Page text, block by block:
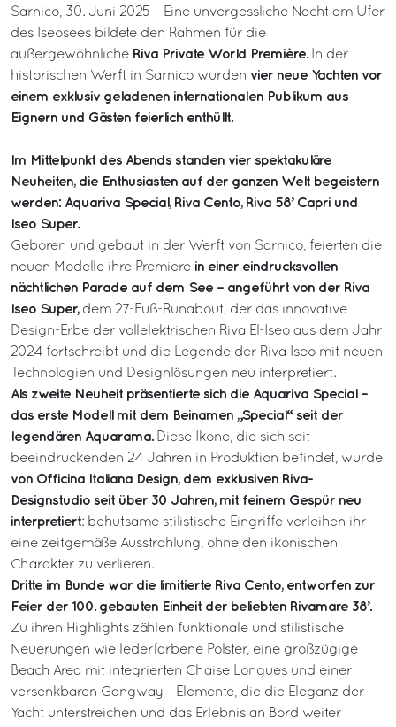
Sarnico, 30. Juni 2025 – Eine unvergessliche Nacht am Ufer
des Iseosees bildete den Rahmen für die
außergewöhnliche Riva Private World Première. In der
historischen Werft in Sarnico wurden vier neue Yachten vor
einem exklusiv geladenen internationalen Publikum aus
Eignern und Gästen feierlich enthüllt.
Im Mittelpunkt des Abends standen vier spektakuläre
Neuheiten, die Enthusiasten auf der ganzen Welt begeistern
werden: Aquariva Special, Riva Cento, Riva 58’ Capri und
Iseo Super.
Geboren und gebaut in der Werft von Sarnico, feierten die
neuen Modelle ihre Premiere in einer eindrucksvollen
nächtlichen Parade auf dem See – angeführt von der Riva
Iseo Super, dem 27-Fuß-Runabout, der das innovative
Design-Erbe der vollelektrischen Riva El-Iseo aus dem Jahr
2024 fortschreibt und die Legende der Riva Iseo mit neuen
Technologien und Designlösungen neu interpretiert.
Als zweite Neuheit präsentierte sich die Aquariva Special –
das erste Modell mit dem Beinamen „Special“ seit der
legendären Aquarama.Diese Ikone, die sich seit
beeindruckenden 24 Jahren in Produktion befindet, wurde
von Officina Italiana Design, dem exklusiven Riva-
Designstudio seit über 30 Jahren, mit feinem Gespür neu
interpretiert: behutsame stilistische Eingriffe verleihen ihr
eine zeitgemäße Ausstrahlung, ohne den ikonischen
Charakter zu verlieren.
Dritte im Bunde war die limitierte Riva Cento, entworfen zur
Feier der 100. gebauten Einheit der beliebten Rivamare 38’.
Zu ihren Highlights zählen funktionale und stilistische
Neuerungen wie lederfarbene Polster, eine großzügige
Beach Area mit integrierten Chaise Longues und einer
versenkbaren Gangway – Elemente, die die Eleganz der
Yacht unterstreichen und das Erlebnis an Bord weiter